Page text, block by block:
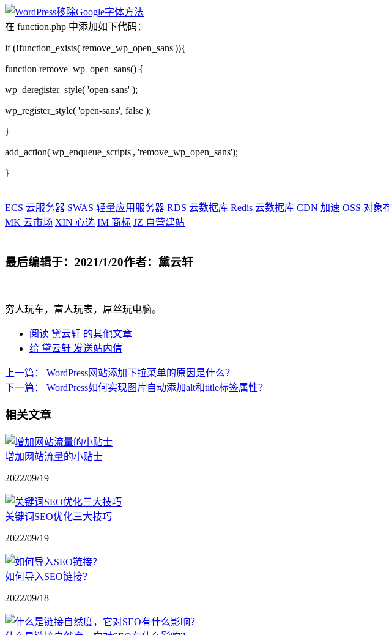
在 function.php 中添加如下代码：
if (!function_exists('remove_wp_open_sans')){
function remove_wp_open_sans() {
wp_deregister_style( 'open-sans' );
wp_register_style( 'open-sans', false );
}
add_action('wp_enqueue_scripts', 'remove_wp_open_sans');
}
ECS 云服务器 SWAS 轻量应用服务器 RDS 云数据库 Redis 云数据库 CDN 加速 OSS 对象
MK 云市场 XIN 心选 IM 商标 JZ 自营建站
最后编辑于：2021/1/20作者：黛云轩
穷人玩车，富人玩表，屌丝玩电脑。
阅读 黛云轩 的其他文章
给 黛云轩 发送站内信
上一篇：
WordPress网站添加下拉菜单的原因是什么？
下一篇：
WordPress如何实现图片自动添加alt和title标签属性？
相关文章
增加网站流量的小贴士
2022/09/19
关键词SEO优化三大技巧
2022/09/19
如何导入SEO链接？
2022/09/18